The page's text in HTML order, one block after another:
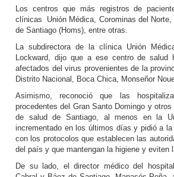
Los centros que más registros de
clínicas Unión Médica, Corominas del Norte,
de Santiago (Homs), entre otras.
La subdirectora de la clínica Unión
Lockward, dijo que a ese centro de salud
afectados del virus provenientes de la
Distrito Nacional, Boca Chica, Monseñor
Asimismo, reconoció que las
procedentes del Gran Santo Domingo y
de salud de Santiago, al menos en la
incrementado en los últimos días y pidió a
con los protocolos que establecen las
del país y que mantengan la higiene y eviten
De su lado, el director médico del